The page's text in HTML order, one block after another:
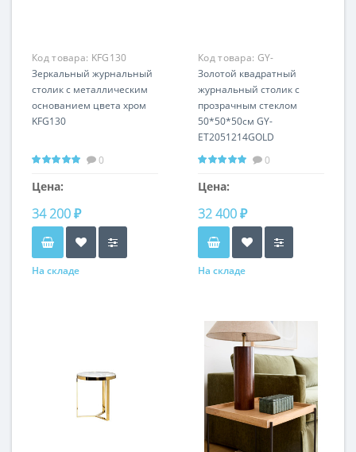
Код товара: KFG130
Зеркальный журнальный
столик с металлическим
основанием цвета хром
KFG130
0
Цена:
34 200 ₽
На складе
Код товара: GY-
ET2051214GOLD
Золотой квадратный
журнальный столик с
прозрачным стеклом
50*50*50см GY-
ET2051214GOLD
0
Цена:
32 400 ₽
На складе